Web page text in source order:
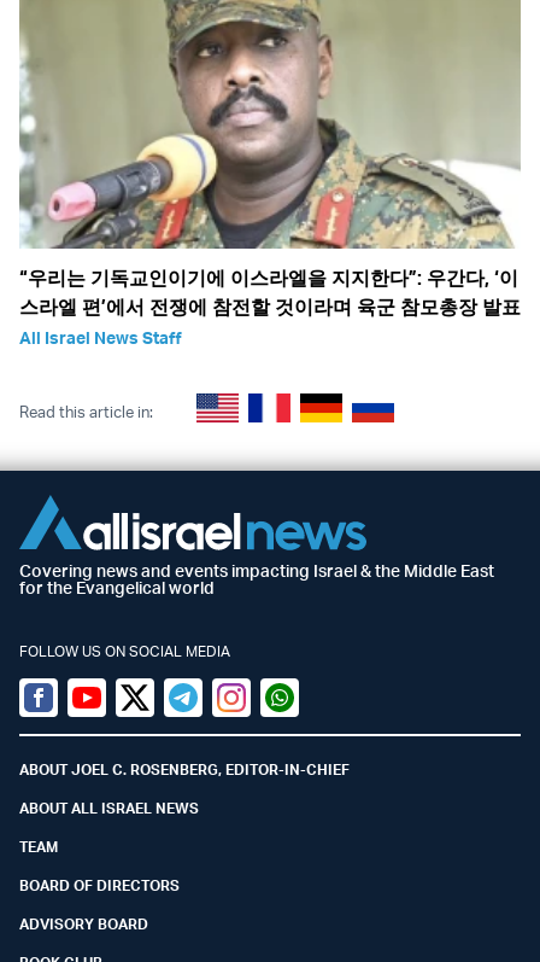
“우리는 기독교인이기에 이스라엘을 지지한다”: 우간다, ‘이
스라엘 편’에서 전쟁에 참전할 것이라며 육군 참모총장 발표
All Israel News Staff
Read this article in:
Covering news and events impacting Israel & the Middle East
for the Evangelical world
FOLLOW US ON SOCIAL MEDIA
Facebook
YoutubeTwitter (X)
TelegramInstagramWhatsapp
ABOUT JOEL C. ROSENBERG, EDITOR-IN-CHIEF
ABOUT ALL ISRAEL NEWS
TEAM
BOARD OF DIRECTORS
ADVISORY BOARD